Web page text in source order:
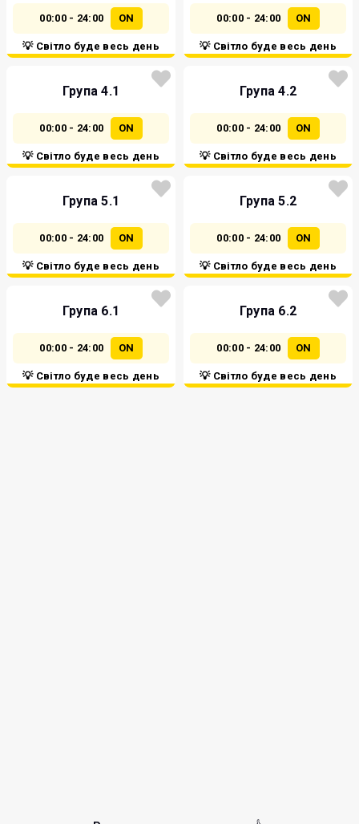
00:00 - 24:00 ON
💡 Світло буде весь день
00:00 - 24:00 ON
💡 Світло буде весь день
Група 4.1
00:00 - 24:00 ON
💡 Світло буде весь день
Група 4.2
00:00 - 24:00 ON
💡 Світло буде весь день
Група 5.1
00:00 - 24:00 ON
💡 Світло буде весь день
Група 5.2
00:00 - 24:00 ON
💡 Світло буде весь день
Група 6.1
00:00 - 24:00 ON
💡 Світло буде весь день
Група 6.2
00:00 - 24:00 ON
💡 Світло буде весь день